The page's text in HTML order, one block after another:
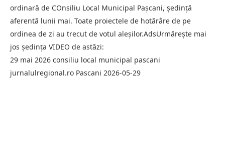
ordinară de COnsiliu Local Municipal Pașcani, ședință
aferentă lunii mai. Toate proiectele de hotărâre de pe
ordinea de zi au trecut de votul aleșilor.AdsUrmărește mai
jos ședința VIDEO de astăzi:
29 mai 2026 consiliu local municipal pascani
jurnalulregional.ro Pascani 2026-05-29